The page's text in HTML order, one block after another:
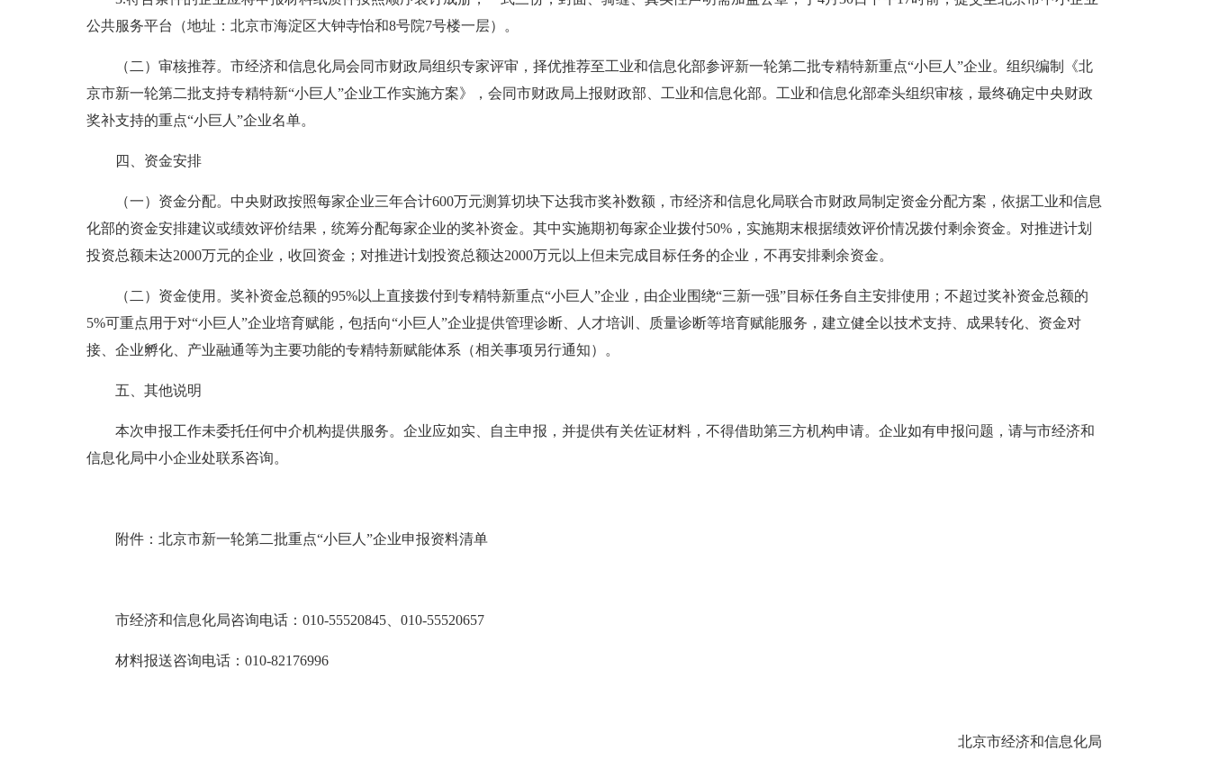
公共服务平台（地址：北京市海淀区大钟寺怡和8号院7号楼一层）。
（二）审核推荐。市经济和信息化局会同市财政局组织专家评审，择优推荐至工业和信息化部参评新一轮第二批专精特新重点“小巨人”企业。组织编制《北
京市新一轮第二批支持专精特新“小巨人”企业工作实施方案》，会同市财政局上报财政部、工业和信息化部。工业和信息化部牵头组织审核，最终确定中央财政
奖补支持的重点“小巨人”企业名单。
四、资金安排
（一）资金分配。中央财政按照每家企业三年合计600万元测算切块下达我市奖补数额，市经济和信息化局联合市财政局制定资金分配方案，依据工业和信息
化部的资金安排建议或绩效评价结果，统筹分配每家企业的奖补资金。其中实施期初每家企业拨付50%，实施期末根据绩效评价情况拨付剩余资金。对推进计划
投资总额未达2000万元的企业，收回资金；对推进计划投资总额达2000万元以上但未完成目标任务的企业，不再安排剩余资金。
（二）资金使用。奖补资金总额的95%以上直接拨付到专精特新重点“小巨人”企业，由企业围绕“三新一强”目标任务自主安排使用；不超过奖补资金总额的
5%可重点用于对“小巨人”企业培育赋能，包括向“小巨人”企业提供管理诊断、人才培训、质量诊断等培育赋能服务，建立健全以技术支持、成果转化、资金对
接、企业孵化、产业融通等为主要功能的专精特新赋能体系（相关事项另行通知）。
五、其他说明
本次申报工作未委托任何中介机构提供服务。企业应如实、自主申报，并提供有关佐证材料，不得借助第三方机构申请。企业如有申报问题，请与市经济和
信息化局中小企业处联系咨询。
附件：北京市新一轮第二批重点“小巨人”企业申报资料清单
市经济和信息化局咨询电话：010-55520845、010-55520657
材料报送咨询电话：010-82176996
北京市经济和信息化局